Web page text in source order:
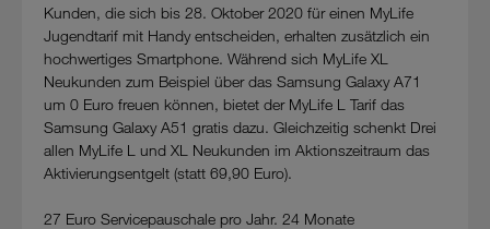
Kunden, die sich bis 28. Oktober 2020 für einen MyLife
Jugendtarif mit Handy entscheiden, erhalten zusätzlich ein
hochwertiges Smartphone. Während sich MyLife XL
Neukunden zum Beispiel über das Samsung Galaxy A71
um 0 Euro freuen können, bietet der MyLife L Tarif das
Samsung Galaxy A51 gratis dazu. Gleichzeitig schenkt Drei
allen MyLife L und XL Neukunden im Aktionszeitraum das
Aktivierungsentgelt (statt 69,90 Euro).
27 Euro Servicepauschale pro Jahr. 24 Monate